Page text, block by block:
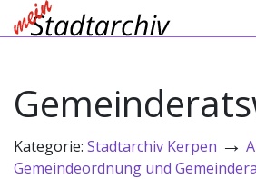
Kategorie: Stadtarchiv Kerpen →
Gemeindeordnung und